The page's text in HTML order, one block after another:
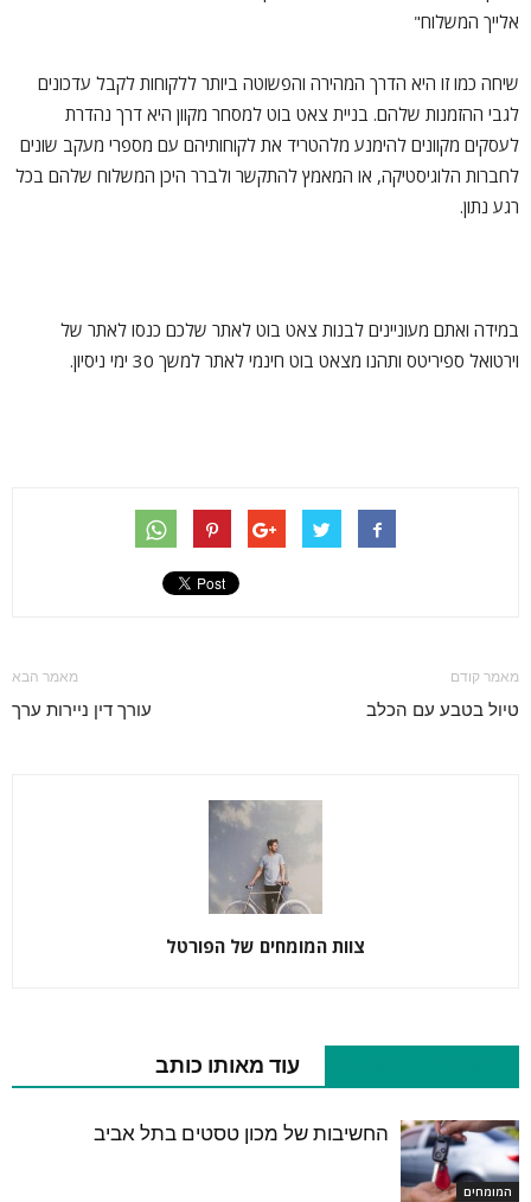
אלייך המשלוח"
שיחה כמו זו היא הדרך המהירה והפשוטה ביותר ללקוחות לקבל עדכונים
לגבי ההזמנות שלהם. בניית צאט בוט למסחר מקוון היא דרך נהדרת
לעסקים מקוונים להימנע מלהטריד את לקוחותיהם עם מספרי מעקב שונים
לחברות הלוגיסטיקה, או המאמץ להתקשר ולברר היכן המשלוח שלהם בכל
רגע נתון.
במידה ואתם מעוניינים לבנות צאט בוט לאתר שלכם כנסו לאתר של
וירטואל ספיריטס ותהנו מצאט בוט חינמי לאתר למשך 30 ימי ניסיון.
מאמר קודם
טיול בטבע עם הכלב
מאמר הבא
עורך דין ניירות ערך
צוות המומחים של הפורטל
עוד מאותו כותב
המומחים
החשיבות של מכון טסטים בתל אביב